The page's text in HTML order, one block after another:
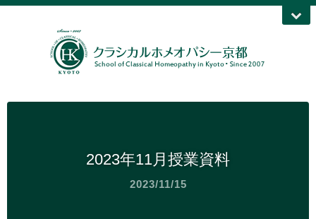
2023年11月授業資料
2023/11/15